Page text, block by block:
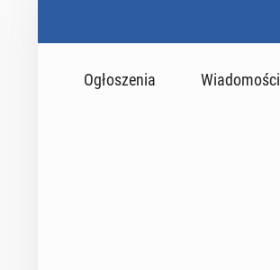
Ogłoszenia Wiadomości